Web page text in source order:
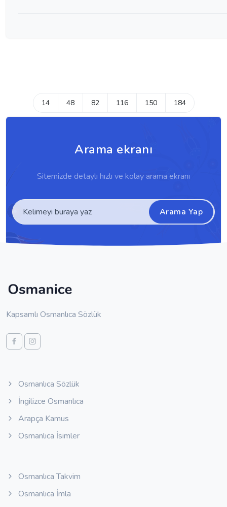
14 48 82 116 150 184
Arama ekranı
Sitemizde detaylı hızlı ve kolay arama ekranı
Arama Yap
Kapsamlı Osmanlıca Sözlük
Osmanlıca Sözlük
İngilizce Osmanlıca
Arapça Kamus
Osmanlıca İsimler
Osmanlıca Takvim
Osmanlıca İmla